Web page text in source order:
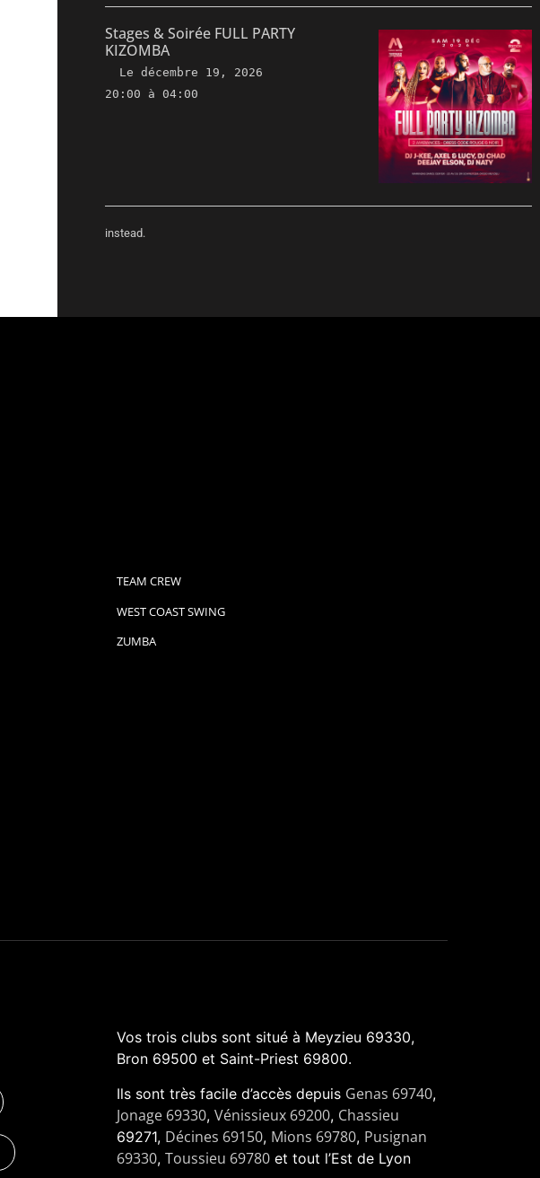
Stages & Soirée FULL PARTY
KIZOMBA
Ledécembre 19, 2026
20:00 à 04:00
instead.
TEAM CREW
WEST COAST SWING
ZUMBA
Vos trois clubs sont situé à Meyzieu 69330,
Bron 69500 et Saint-Priest 69800.
Ils sont très facile d’accès depuis Genas 69740,
Jonage 69330, Vénissieux 69200, Chassieu
69271, Décines 69150, Mions 69780, Pusignan
69330, Toussieu 69780et tout l’Est de Lyon